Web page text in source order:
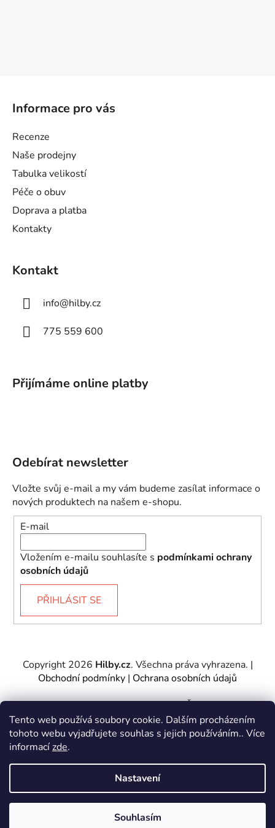
Tento web používá soubory cookie. Dalším procházením
tohoto webu vyjadřujete souhlas s jejich používáním.. Více
informacízde.
Nastavení
Souhlasím
Informace pro vás
Recenze
Naše prodejny
Tabulka velikostí
Péče o obuv
Doprava a platba
Kontakty
Kontakt
info@hilby.cz
775 559 600
Přijímáme online platby
Odebírat newsletter
Vložte svůj e-mail a my vám budeme zasílat informace o
nových produktech na našem e-shopu.
E-mail
Vložením e-mailu souhlasíte s podmínkami ochrany
osobních údajů
PŘIHLÁSIT SE
Vytvořil Shoptet&PekneWeby
Copyright 2026 Hilby.cz. Všechna práva vyhrazena. |
Obchodní podmínky | Ochrana osobních údajů
Provozovatel e-shopu: Hilby CZ s.r.o., IČ: 27467317, se
sídlem Soukenická 2082/7,11000 Praha 1 – Nové
Město.
Společnost je zapsána u Městského soudu v Praze -